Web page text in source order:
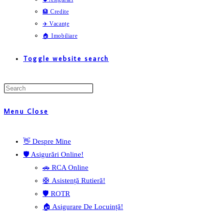
🏦 Credite
✈️ Vacanțe
🏠 Imobiliare
Toggle website search
Menu Close
👋 Despre Mine
🛡️ Asigurări Online!
🚗 RCA Online
🛟 Asistență Rutieră!
🛡️ ROTR
🏠 Asigurare De Locuință!